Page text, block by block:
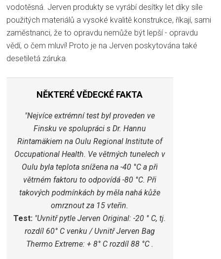
vodotěsná. Jerven produkty se vyrábí desítky let díky síle
použitých materiálů a vysoké kvalitě konstrukce, říkají, sami
zaměstnanci, že to opravdu nemůže být lepší - opravdu
vědí, o čem mluví! Proto je na Jerven poskytována také
desetiletá záruka.
NĚKTERÉ VĚDECKÉ FAKTA
"Nejvíce extrémní test byl proveden ve
Finsku ve spolupráci s Dr. Hannu
Rintamäkiem na Oulu Regional Institute of
Occupational Health. Ve větrných tunelech v
Oulu byla teplota snížena na -40 °C a při
větrném faktoru to odpovídá -80 °C. Při
takových podmínkách by měla nahá kůže
omrznout za 15 vteřin.
Test: "Uvnitř pytle Jerven Original: -20 ° C, tj.
rozdíl 60° C venku / Uvnitř Jerven Bag
Thermo Extreme: + 8° C rozdíl 88 °C .